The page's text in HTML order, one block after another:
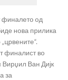
финалето од
нова прилика
финалист во
Вирџил Ван Дијк
за